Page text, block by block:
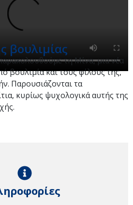
βουλιμίας
τη Μίνα, μια νέα
βουλιμία και τους φίλους της,
Παρουσιάζονται τα
κυρίως ψυχολογικά αυτής της